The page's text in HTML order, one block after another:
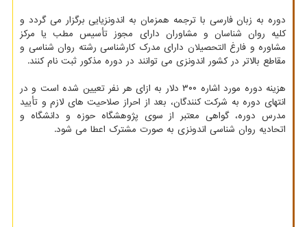
دوره به زبان فارسی با ترجمه همزمان به اندونزیایی برگزار می گردد و
کلیه روان شناسان و مشاوران دارای مجوز تأسیس مطب یا مرکز
مشاوره و فارغ التحصیلان دارای مدرک کارشناسی رشته روان شناسی و
مقاطع بالاتر در کشور اندونزی می توانند در دوره مذکور ثبت نام کنند.
هزینه دوره مورد اشاره ۳۰۰ دلار به ازای هر نفر تعیین شده است و در
انتهای دوره به شرکت کنندگان، بعد از احراز صلاحیت های لازم و تأیید
مدرس دوره، گواهی معتبر از سوی پژوهشگاه حوزه و دانشگاه و
اتحادیه روان شناسی اندونزی به صورت مشترک اعطا می شود.